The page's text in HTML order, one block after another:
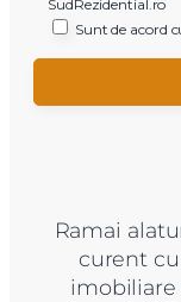
SudRezidential.ro
Sunt de acord
Ramai
curent
imobiliare